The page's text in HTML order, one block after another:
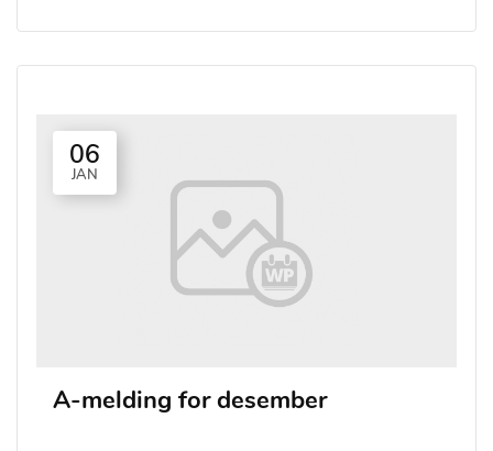
06
JAN
A-melding for desember